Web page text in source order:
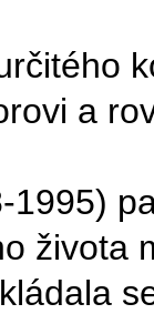
a
1995)
života